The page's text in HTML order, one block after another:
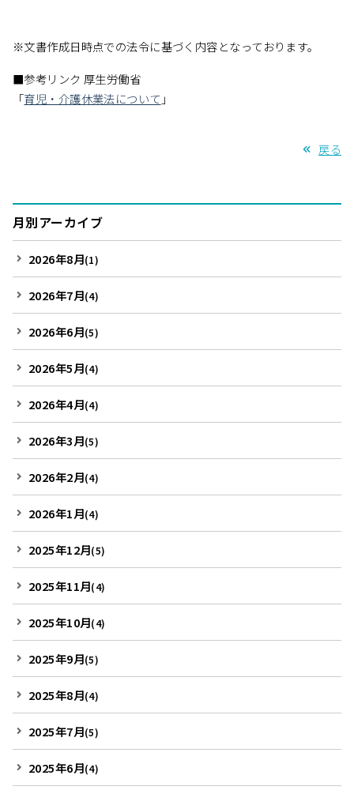
※文書作成日時点での法令に基づく内容となっております。
■参考リンク 厚生労働省
「育児・介護休業法について 」
戻る
月別アーカイブ
2026年8月(1)
2026年7月(4)
2026年6月(5)
2026年5月(4)
2026年4月(4)
2026年3月(5)
2026年2月(4)
2026年1月(4)
2025年12月(5)
2025年11月(4)
2025年10月(4)
2025年9月(5)
2025年8月(4)
2025年7月(5)
2025年6月(4)